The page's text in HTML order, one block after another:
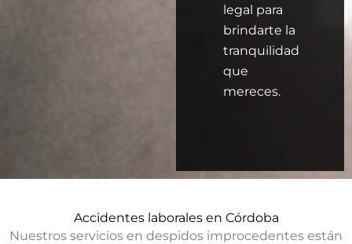
legal para
brindarte la
tranquilidad
que
mereces.
Accidentes laborales en Córdoba
Nuestros servicios en despidos improcedentes están